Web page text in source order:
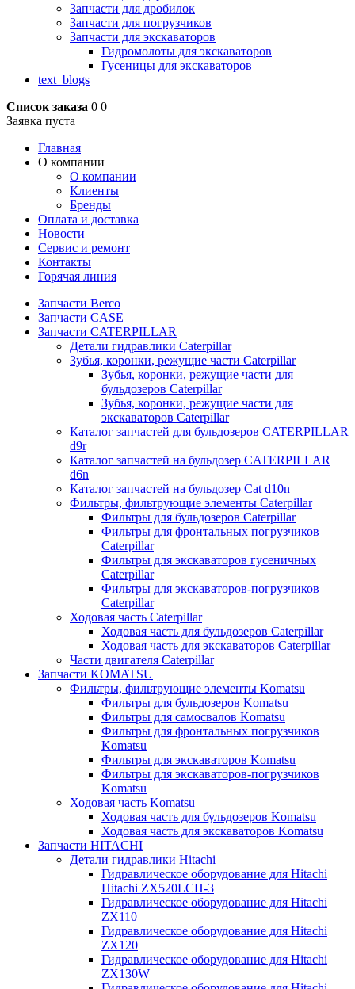
Запчасти для дробилок
Запчасти для погрузчиков
Запчасти для экскаваторов
Гидромолоты для экскаваторов
Гусеницы для экскаваторов
text_blogs
Список заказа 0 0
Заявка пуста
Главная
О компании
О компании
Клиенты
Бренды
Оплата и доставка
Новости
Сервис и ремонт
Контакты
Горячая линия
Запчасти Berco
Запчасти CASE
Запчасти CATERPILLAR
Детали гидравлики Caterpillar
Зубья, коронки, режущие части Caterpillar
Зубья, коронки, режущие части для
бульдозеров Caterpillar
Зубья, коронки, режущие части для
экскаваторов Caterpillar
Каталог запчастей для бульдозеров CATERPILLAR
d9r
Каталог запчастей на бульдозер CATERPILLAR
d6n
Каталог запчастей на бульдозер Сat d10n
Фильтры, фильтрующие элементы Caterpillar
Фильтры для бульдозеров Caterpillar
Фильтры для фронтальных погрузчиков
Caterpillar
Фильтры для экскаваторов гусеничных
Caterpillar
Фильтры для экскаваторов-погрузчиков
Caterpillar
Ходовая часть Caterpillar
Ходовая часть для бульдозеров Caterpillar
Ходовая часть для экскаваторов Caterpillar
Части двигателя Caterpillar
Запчасти KOMATSU
Фильтры, фильтрующие элементы Komatsu
Фильтры для бульдозеров Komatsu
Фильтры для самосвалов Komatsu
Фильтры для фронтальных погрузчиков
Komatsu
Фильтры для экскаваторов Komatsu
Фильтры для экскаваторов-погрузчиков
Komatsu
Ходовая часть Komatsu
Ходовая часть для бульдозеров Komatsu
Ходовая часть для экскаваторов Komatsu
Запчасти HITACHI
Детали гидравлики Hitachi
Гидравлическое оборудование для Hitachi
Hitachi ZX520LCH-3
Гидравлическое оборудование для Hitachi
ZX110
Гидравлическое оборудование для Hitachi
ZX120
Гидравлическое оборудование для Hitachi
ZX130W